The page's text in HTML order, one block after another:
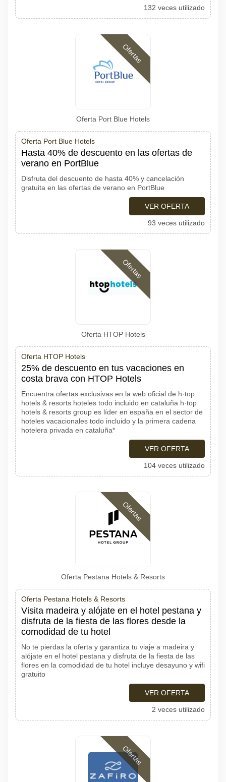
132 veces utilizado
Ofertas
Oferta Port Blue Hotels
Oferta Port Blue Hotels
Hasta 40% de descuento en las ofertas de
verano en PortBlue
Disfruta del descuento de hasta 40% y cancelación
gratuita en las ofertas de verano en PortBlue
VER OFERTA
93 veces utilizado
Ofertas
Oferta HTOP Hotels
Oferta HTOP Hotels
25% de descuento en tus vacaciones en
costa brava con HTOP Hotels
Encuentra ofertas exclusivas en la web oficial de h·top
hotels & resorts hoteles todo incluido en cataluña h·top
hotels & resorts group es líder en españa en el sector de
hoteles vacacionales todo incluido y la primera cadena
hotelera privada en cataluña*
VER OFERTA
104 veces utilizado
Ofertas
Oferta Pestana Hotels & Resorts
Oferta Pestana Hotels & Resorts
Visita madeira y alójate en el hotel pestana y
disfruta de la fiesta de las flores desde la
comodidad de tu hotel
No te pierdas la oferta y garantiza tu viaje a madeira y
alójate en el hotel pestana y disfruta de la fiesta de las
flores en la comodidad de tu hotel incluye desayuno y wifi
gratuito
VER OFERTA
2 veces utilizado
Ofertas